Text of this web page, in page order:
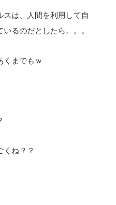
スは、人間を利用して自
るのだとしたら。。。
くまでもｗ
ね？？